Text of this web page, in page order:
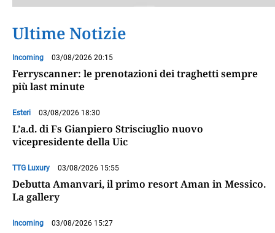
Ultime Notizie
Incoming 03/08/2026 20:15
Ferryscanner: le prenotazioni dei traghetti sempre
più last minute
Esteri 03/08/2026 18:30
L’a.d. di Fs Gianpiero Strisciuglio nuovo
vicepresidente della Uic
TTG Luxury 03/08/2026 15:55
Debutta Amanvari, il primo resort Aman in Messico.
La gallery
Incoming 03/08/2026 15:27